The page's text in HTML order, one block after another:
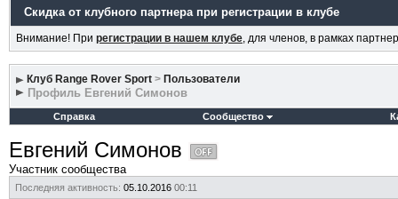
Скидка от клубного партнера при регистрации в клубе
Внимание! При регистрации в нашем клубе, для членов, в рамках
Клуб Range Rover Sport > Пользователи
Профиль Евгений Симонов
Справка Сообщество
Евгений Симонов
Участник сообщества
Последняя активность: 05.10.2016 00:11